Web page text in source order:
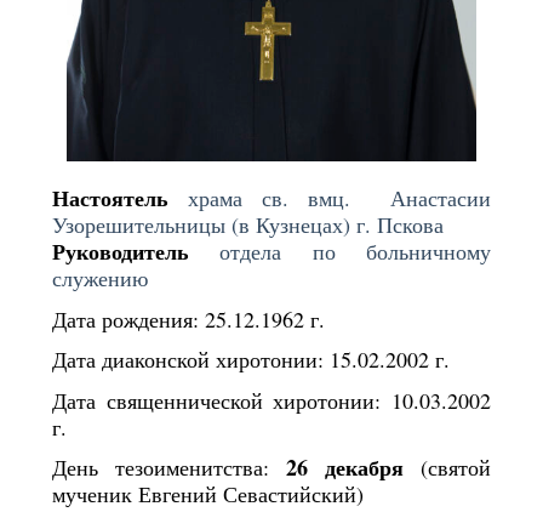
Настоятель храма св. вмц. Анастасии
Узорешительницы (в Кузнецах) г. Пскова
Руководитель
отдела по больничному
служению
Дата рождения: 25.12.1962 г.
Дата диаконской хиротонии: 15.02.2002 г.
Дата священнической хиротонии: 10.03.2002
г.
День тезоименитства: 26 декабря (святой
мученик Евгений Севастийский)